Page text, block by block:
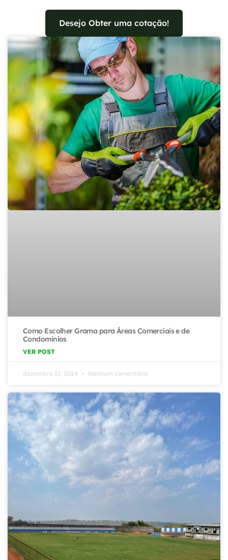
Desejo Obter uma cotação!
Como Escolher Grama para Áreas Comerciais e de
Condomínios
VER POST
dezembro 11, 2024 Nenhum comentário